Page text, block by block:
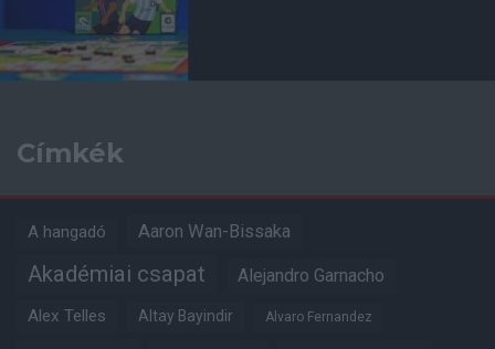
Címkék
A hangadó Aaron Wan-Bissaka
Akadémiai csapat Alejandro Garnacho
Alex Telles Altay Bayindir Alvaro Fernandez